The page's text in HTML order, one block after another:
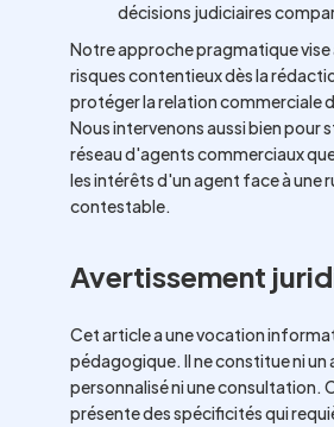
décisions judiciaires
Notre approche pragmatique vise
risques contentieux dès la
protéger la relation commerciale
Nous intervenons aussi bien pour
réseau d'agents commerciaux
les intérêts d'un agent face à une
contestable.
Avertissement
Cet article a une vocation
pédagogique. Il ne constitue ni un
personnalisé ni une consultation.
présente des spécificités qui